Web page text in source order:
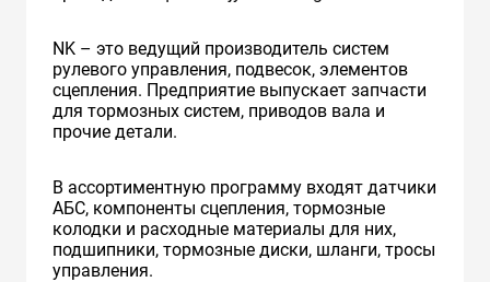
NK – это ведущий производитель систем
рулевого управления, подвесок, элементов
сцепления. Предприятие выпускает запчасти
для тормозных систем, приводов вала и
прочие детали.
В ассортиментную программу входят датчики
АБС, компоненты сцепления, тормозные
колодки и расходные материалы для них,
подшипники, тормозные диски, шланги, тросы
управления.